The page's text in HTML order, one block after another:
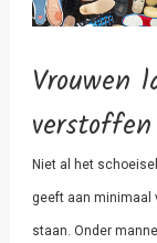
Vrouwen
verstoffen
Niet al het
geeft aan minimaal
staan. Onder